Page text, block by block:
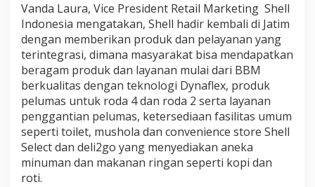
Vanda Laura, Vice President Retail Marketing Shell
Indonesia mengatakan, Shell hadir kembali di Jatim
dengan memberikan produk dan pelayanan yang
terintegrasi, dimana masyarakat bisa mendapatkan
beragam produk dan layanan mulai dari BBM
berkualitas dengan teknologi Dynaflex, produk
pelumas untuk roda 4 dan roda 2 serta layanan
penggantian pelumas, ketersediaan fasilitas umum
seperti toilet, mushola dan convenience store Shell
Select dan deli2go yang menyediakan aneka
minuman dan makanan ringan seperti kopi dan
roti.